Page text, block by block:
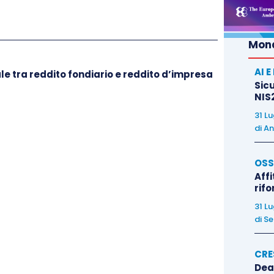
a quello in corso al 31 dicembre 2016.
D.M. 26.5.2017in forza della quale idividendi
tra reddito fondiario e reddito d’impresa
AI
31
di
31
di